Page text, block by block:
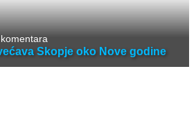
Skopje oko Nove godine